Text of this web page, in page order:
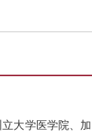
大学医学院、加